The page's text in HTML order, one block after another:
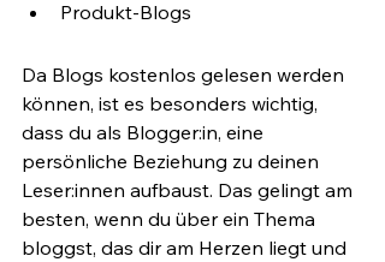
Produkt-Blogs
Da Blogs kostenlos gelesen werden
können, ist es besonders wichtig,
dass du als Blogger:in, eine
persönliche Beziehung zu deinen
Leser:innen aufbaust. Das gelingt am
besten, wenn du über ein Thema
bloggst, das dir am Herzen liegt und